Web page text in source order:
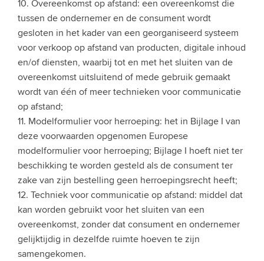
10. Overeenkomst op afstand: een overeenkomst die
tussen de ondernemer en de consument wordt
gesloten in het kader van een georganiseerd systeem
voor verkoop op afstand van producten, digitale inhoud
en/of diensten, waarbij tot en met het sluiten van de
overeenkomst uitsluitend of mede gebruik gemaakt
wordt van één of meer technieken voor communicatie
op afstand;
11. Modelformulier voor herroeping: het in Bijlage I van
deze voorwaarden opgenomen Europese
modelformulier voor herroeping; Bijlage I hoeft niet ter
beschikking te worden gesteld als de consument ter
zake van zijn bestelling geen herroepingsrecht heeft;
12. Techniek voor communicatie op afstand: middel dat
kan worden gebruikt voor het sluiten van een
overeenkomst, zonder dat consument en ondernemer
gelijktijdig in dezelfde ruimte hoeven te zijn
samengekomen.